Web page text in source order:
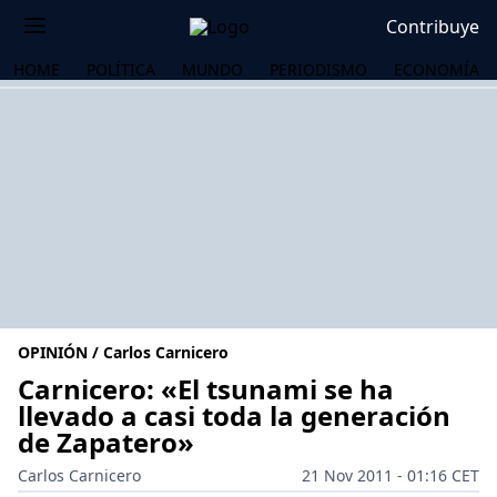
Contribuye
HOME POLÍTICA MUNDO PERIODISMO ECONOMÍA
OPINIÓN / Carlos Carnicero
Carnicero: «El tsunami se ha
llevado a casi toda la generación
de Zapatero»
Carlos Carnicero
21 Nov 2011 - 01:16 CET